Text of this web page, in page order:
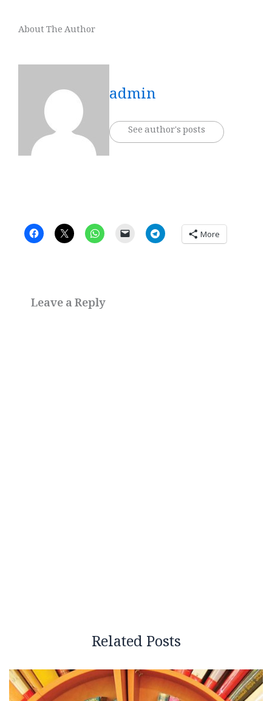
About The Author
admin
See author's posts
More
Leave a Reply
Related Posts